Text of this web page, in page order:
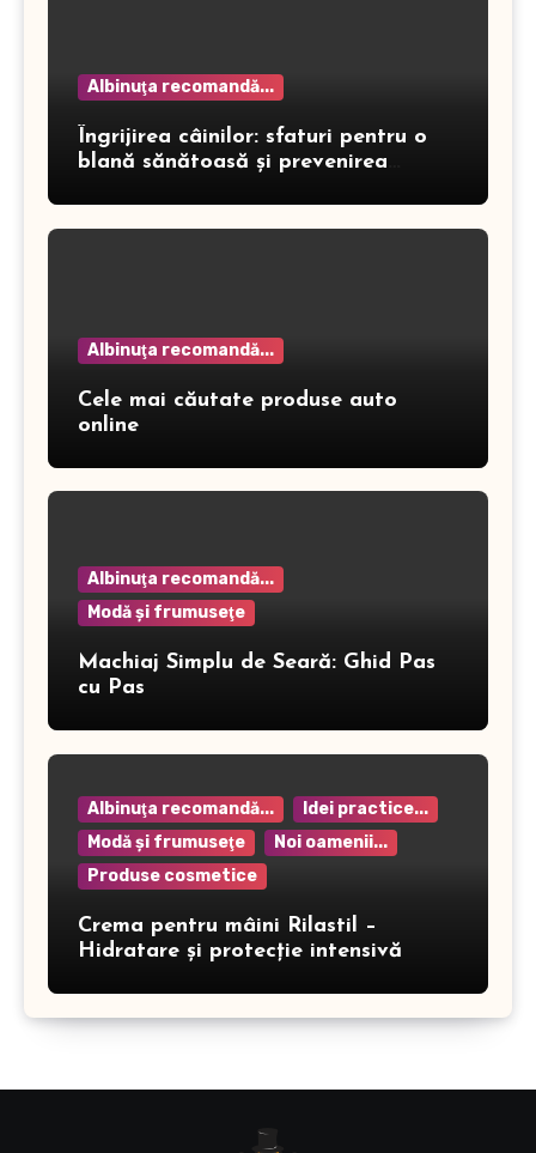
Albinuţa recomandă...
Îngrijirea câinilor: sfaturi pentru o
blană sănătoasă și prevenirea
Albinuţa recomandă...
Cele mai căutate produse auto
online
Albinuţa recomandă...
Modă şi frumuseţe
Machiaj Simplu de Seară: Ghid Pas
cu Pas
Albinuţa recomandă...
Idei practice...
Modă şi frumuseţe
Noi oamenii...
Produse cosmetice
Crema pentru mâini Rilastil –
Hidratare și protecție intensivă